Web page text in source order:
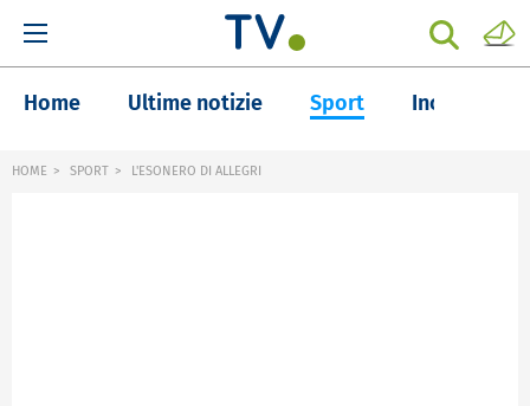
Home Ultime notizie Sport Inchieste
HOME SPORT L'ESONERO DI ALLEGRI